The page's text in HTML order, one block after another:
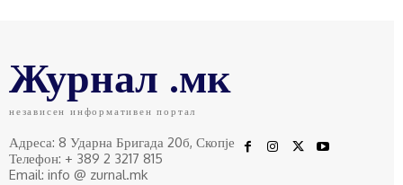
Журнал .мк
независен информативен портал
Адреса: 8 Ударна Бригада 20б, Скопје
Телефон: + 389 2 3217 815
Email: info @ zurnal.mk